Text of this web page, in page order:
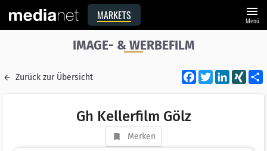
MARKETS menu
Menü
IMAGE- & WERBEFILM
Zurück zur Übersicht Facebook
Twitter XING
Gh Kellerfilm Gölz
Merken